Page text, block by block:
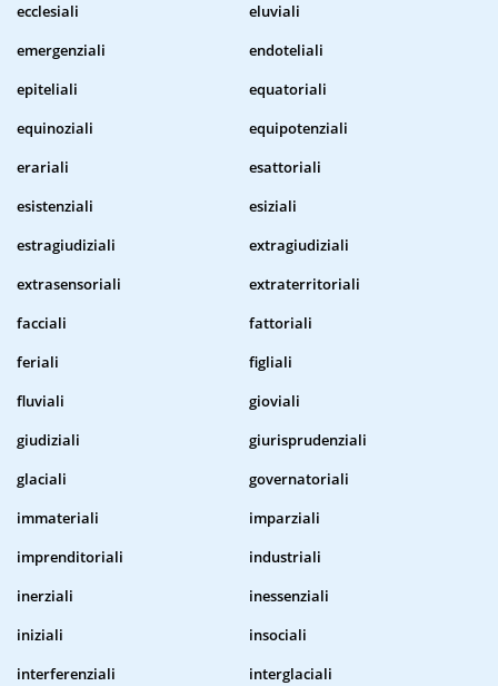
ecclesiali
eluviali
emergenziali
endoteliali
epiteliali
equatoriali
equinoziali
equipotenziali
erariali
esattoriali
esistenziali
esiziali
estragiudiziali
extragiudiziali
extrasensoriali
extraterritoriali
facciali
fattoriali
feriali
figliali
fluviali
gioviali
giudiziali
giurisprudenziali
glaciali
governatoriali
immateriali
imparziali
imprenditoriali
industriali
inerziali
inessenziali
iniziali
insociali
interferenziali
interglaciali